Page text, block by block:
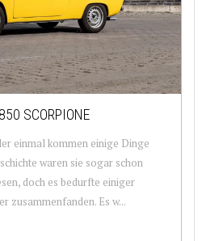
SCORPIONE
einmal kommen einige Dinge
waren sie sogar schon
doch es bedurfte einiger
zusammenfanden. Es w...